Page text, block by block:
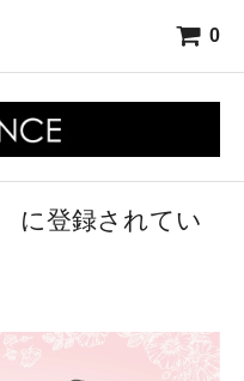
0
に登録されてい